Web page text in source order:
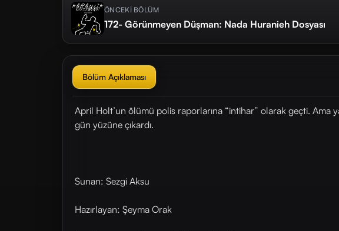
ÖNCEKİ BÖLÜM
172- Görünmeyen Düşman: Nada Huranieh Dosyası
Bölüm Açıklaması
April Holt’un ölümü polis raporlarına “intihar” olarak geçti. Ama
gün yüzüne çıkardı.
Sunan: Sezgi Aksu
Hazırlayan: Şeyma Orak